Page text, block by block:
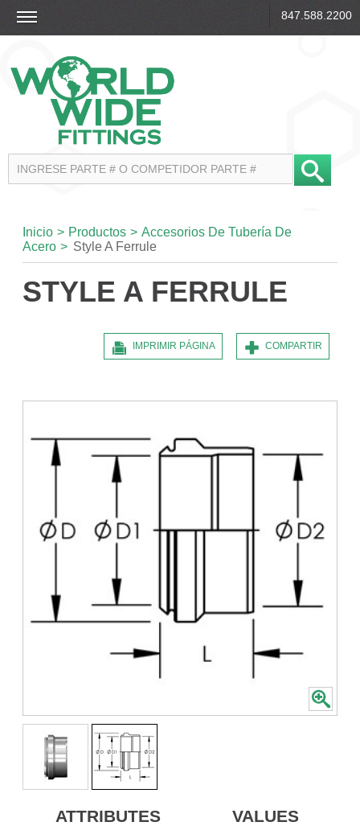
847.588.2200
Inicio > Productos > Accesorios De Tubería De
Acero > Style A Ferrule
STYLE A FERRULE
COMPARTIR
IMPRIMIR PÁGINA
ATTRIBUTES VALUES